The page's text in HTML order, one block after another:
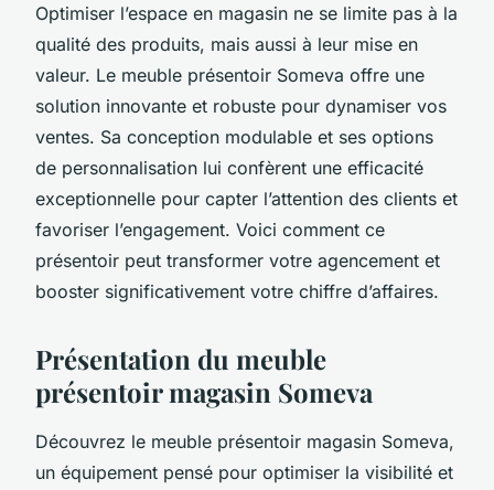
Optimiser l’espace en magasin ne se limite pas à la
qualité des produits, mais aussi à leur mise en
valeur. Le meuble présentoir Someva offre une
solution innovante et robuste pour dynamiser vos
ventes. Sa conception modulable et ses options
de personnalisation lui confèrent une efficacité
exceptionnelle pour capter l’attention des clients et
favoriser l’engagement. Voici comment ce
présentoir peut transformer votre agencement et
booster significativement votre chiffre d’affaires.
Présentation du meuble
présentoir magasin Someva
Découvrez le meuble présentoir magasin Someva,
un équipement pensé pour optimiser la visibilité et